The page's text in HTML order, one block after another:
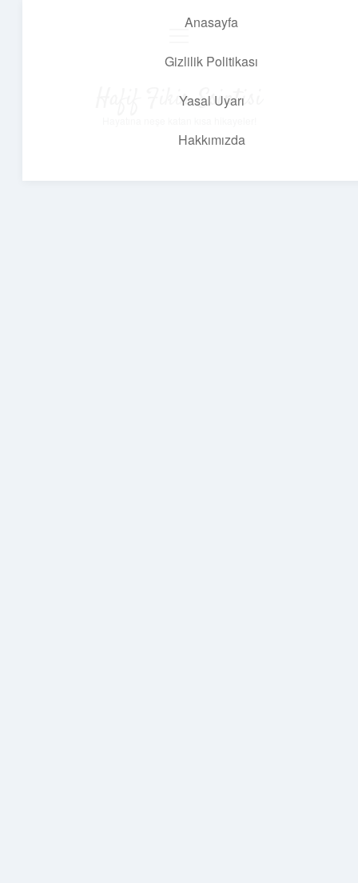
Anasayfa
Gizlilik Politikası
Yasal Uyarı
Hakkımızda
Hafif Fikir Esintisi